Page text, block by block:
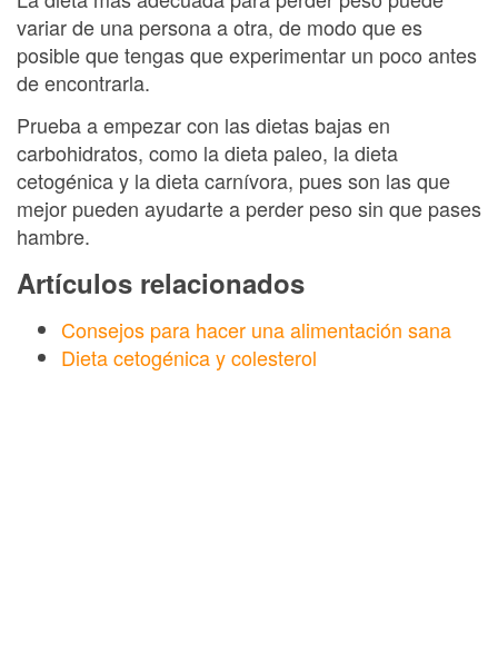
variar de una persona a otra, de modo que es
posible que tengas que experimentar un poco antes
de encontrarla.
Prueba a empezar con las dietas bajas en
carbohidratos, como la dieta paleo, la dieta
cetogénica y la dieta carnívora, pues son las que
mejor pueden ayudarte a perder peso sin que pases
hambre.
Artículos relacionados
Consejos para hacer una alimentación sana
Dieta cetogénica y colesterol